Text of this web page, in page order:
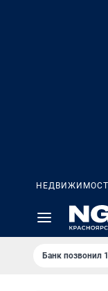
Банк позвонил